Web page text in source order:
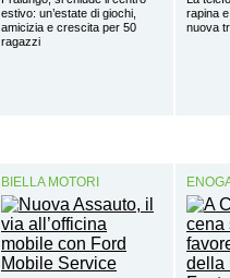
estivo: un’estate di giochi,
amicizia e crescita per 50
ragazzi
rapina
nuova
BIELLA MOTORI